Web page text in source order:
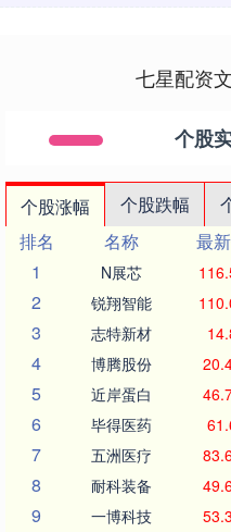
七星配资
个股
个股涨幅 个股跌幅
排名
名称 最
1
N展芯
2 锐翔智能
3 志特新材
4 博腾股份
5 近岸蛋白
6 毕得医药
7 五洲医疗
8 耐科装备
9 一博科技